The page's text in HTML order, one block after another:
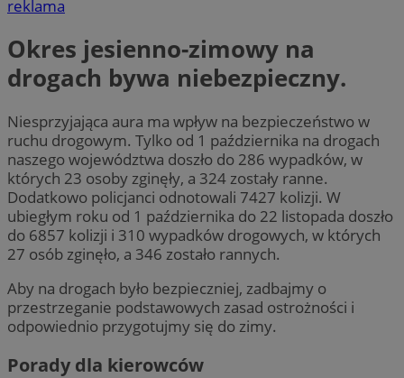
reklama
Okres jesienno-zimowy na
drogach bywa niebezpieczny.
Niesprzyjająca aura ma wpływ na bezpieczeństwo w
ruchu drogowym. Tylko od 1 października na drogach
naszego województwa doszło do 286 wypadków, w
których 23 osoby zginęły, a 324 zostały ranne.
Dodatkowo policjanci odnotowali 7427 kolizji. W
ubiegłym roku od 1 października do 22 listopada doszło
do 6857 kolizji i 310 wypadków drogowych, w których
27 osób zginęło, a 346 zostało rannych.
Aby na drogach było bezpieczniej, zadbajmy o
przestrzeganie podstawowych zasad ostrożności i
odpowiednio przygotujmy się do zimy.
Porady dla kierowców